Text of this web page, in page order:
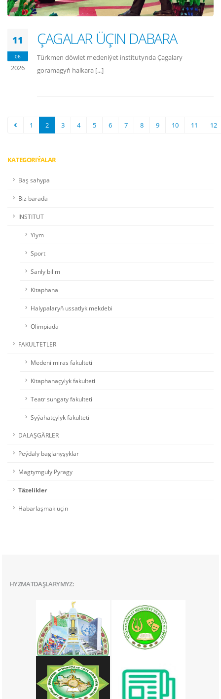
11
06
2026
ÇAGALAR ÜÇIN DABARA
Türkmen döwlet medeniýet institutynda Çagalary
goramagyň halkara [...]
1 2 3 4 5 6 7 8 9 10 11 12
KATEGORIÝALAR
Baş sahypa
Biz barada
INSTITUT
Ylym
Sport
Sanly bilim
Kitaphana
Halypalaryň ussatlyk mekdebi
Olimpiada
FAKULTETLER
Medeni miras fakulteti
Kitaphanaçylyk fakulteti
Teatr sungaty fakulteti
Syýahatçylyk fakulteti
DALAŞGÄRLER
Peýdaly baglanyşyklar
Magtymguly Pyragy
Täzelikler
Habarlaşmak üçin
HYZMATDAŞLARYMYZ: